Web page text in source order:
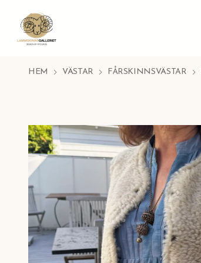
HEM VÄSTAR FÅRSKINNSVÄSTAR